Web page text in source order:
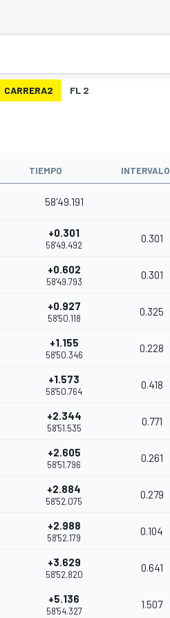
CARRERA2 FL 2
TIEMPO INTERVALO
58'49.191
+0.301
58'49.492
0.301
+0.602
58'49.793
0.301
+0.927
58'50.118
0.325
+1.155
58'50.346
0.228
+1.573
58'50.764
0.418
+2.344
58'51.535
0.771
+2.605
58'51.796
0.261
+2.884
58'52.075
0.279
+2.988
58'52.179
0.104
+3.629
58'52.820
0.641
+5.136
58'54.327
1.507